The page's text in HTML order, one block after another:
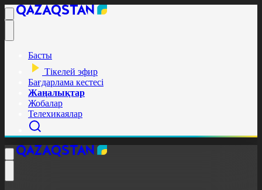
Басты
Тікелей эфир
Бағдарлама кестесі
Жаңалықтар
Жобалар
Телехикаялар